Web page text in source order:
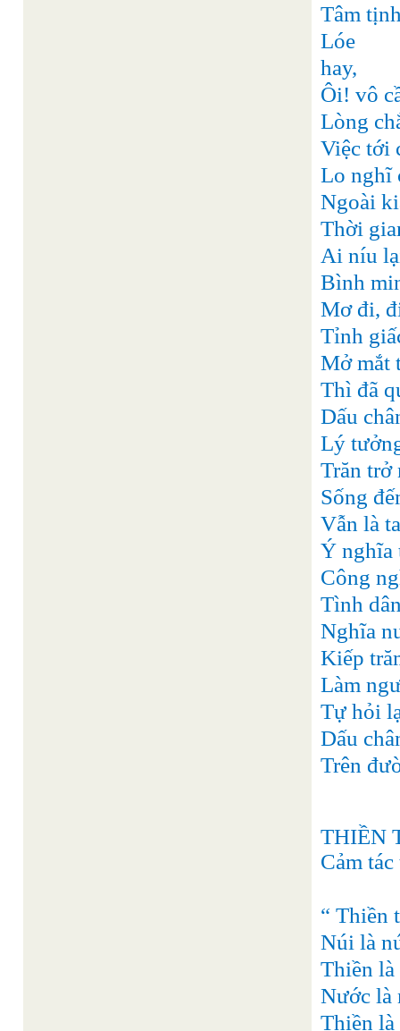
Tâm
hay,
Ôi! vô
Lòng
Việc tới
Lo nghĩ
Ngoài
Thời
Ai níu
Bình
Mơ đi,
Tỉnh
Mở mắt
Thì đã
Dấu
Lý
Trăn trở
Sống
Vẫn là
Ý nghĩa
Công
Tình
Nghĩa
Kiếp
Làm
Tự hỏi
Dấu
Trên
THIỀN
Cảm
“ Thiền
Núi là
Thiền là
Nước là
Thiền